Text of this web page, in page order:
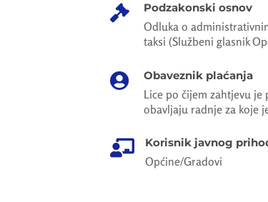
 Podzakonski osnov
Odluka o
taksi (Službeni glasnik
 Obaveznik plaćanja
Lice po čijem zahtjevu
obavljaju radnje za koje
 Korisnik javnog
Općine/Gradovi